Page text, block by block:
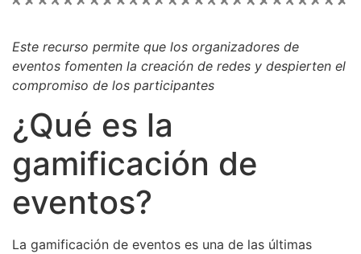
Este recurso permite que los organizadores de
eventos fomenten la creación de redes y despierten el
compromiso de los participantes
¿Qué es la
gamificación de
eventos?
La gamificación de eventos es una de las últimas